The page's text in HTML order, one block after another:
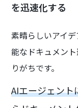
を迅速化する
素晴らしいアイ
能なドキュメン
りがちです。
AIエージェン